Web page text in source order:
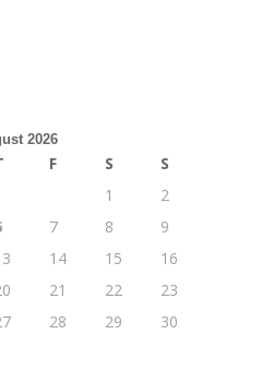
2026
F S
S
1
2
7 8
9
14 15
16
21 22
23
28 29
30